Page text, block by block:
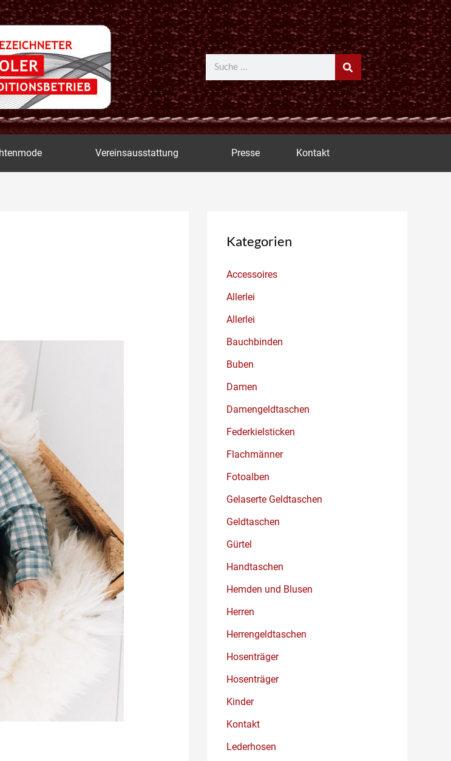
Suche
Vereinsausstattung Presse Kontakt
Kategorien
Accessoires
Allerlei
Allerlei
Bauchbinden
Buben
Damen
Damengeldtaschen
Federkielsticken
Flachmänner
Fotoalben
Gelaserte Geldtaschen
Geldtaschen
Gürtel
Handtaschen
Hemden und Blusen
Herren
Herrengeldtaschen
Hosenträger
Hosenträger
Kinder
Kontakt
Lederhosen